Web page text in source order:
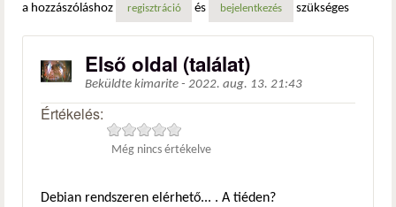
a hozzászóláshoz regisztráció és bejelentkezés szükséges
Első oldal (találat)
Beküldte kimarite - 2022. aug. 13. 21:43
Értékelés:
Még nincs értékelve
Debian rendszeren elérhető... . A tiéden?